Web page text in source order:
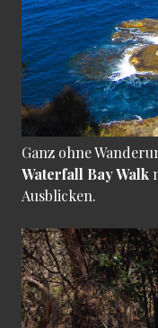
Ganz ohne
Waterfall Bay Walk
Ausblicken.